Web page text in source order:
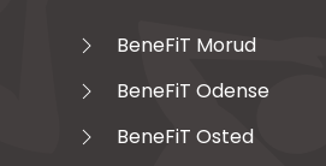
BeneFiT Morud
BeneFiT Odense
BeneFiT Osted